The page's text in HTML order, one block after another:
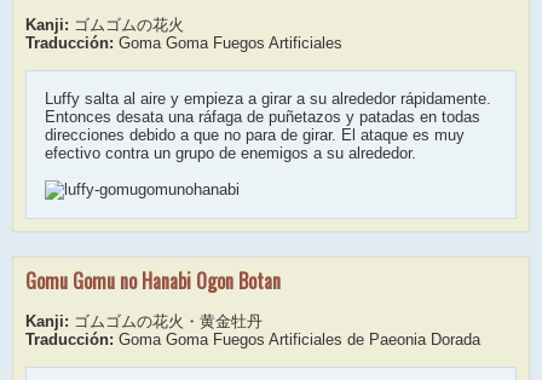
Kanji: ゴムゴムの花火
Traducción: Goma Goma Fuegos Artificiales
Luffy salta al aire y empieza a girar a su alrededor rápidamente.
Entonces desata una ráfaga de puñetazos y patadas en todas
direcciones debido a que no para de girar. El ataque es muy
efectivo contra un grupo de enemigos a su alrededor.
Gomu Gomu no Hanabi Ogon Botan
Kanji: ゴムゴムの花火・黄金牡丹
Traducción: Goma Goma Fuegos Artificiales de Paeonia Dorada